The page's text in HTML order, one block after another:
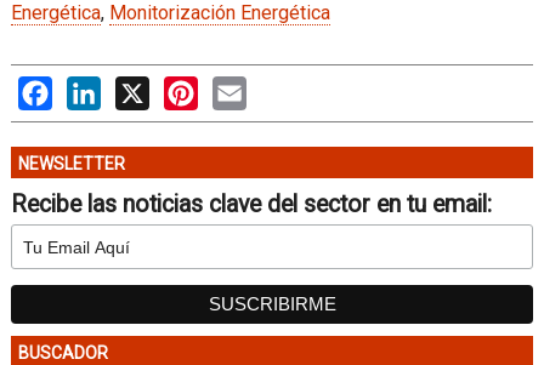
Energética, Monitorización Energética
FacebookLinkedIn Pinterest
NEWSLETTER
Recibe las noticias clave del sector en tu email:
BUSCADOR